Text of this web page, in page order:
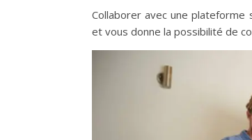
Collaborer avec une
et vous donne la possibilité de